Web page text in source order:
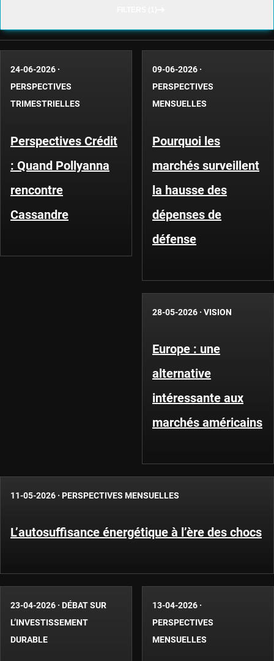
24-06-2026 ·
PERSPECTIVES
TRIMESTRIELLES
Perspectives Crédit
: Quand Pollyanna
rencontre
Cassandre
09-06-2026 ·
PERSPECTIVES
MENSUELLES
Pourquoi les
marchés surveillent
la hausse des
dépenses de
défense
28-05-2026 · VISION
Europe : une
alternative
intéressante aux
marchés américains
11-05-2026 · PERSPECTIVES MENSUELLES
L’autosuffisance énergétique à l’ère des chocs
23-04-2026 · DÉBAT SUR
L’INVESTISSEMENT
DURABLE
13-04-2026 ·
PERSPECTIVES
MENSUELLES